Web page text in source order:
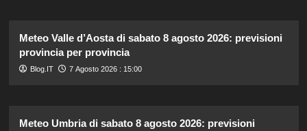
Meteo Valle d’Aosta di sabato 8 agosto 2026: previsioni
provincia per provincia
Blog.IT 7 Agosto 2026 : 15:00
Meteo Umbria di sabato 8 agosto 2026: previsioni